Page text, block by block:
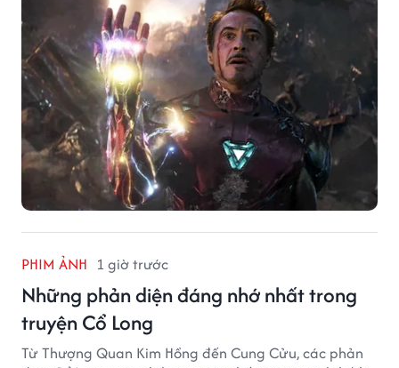
PHIM ẢNH 1 giờ trước
Những phản diện đáng nhớ nhất trong
truyện Cổ Long
Từ Thượng Quan Kim Hồng đến Cung Cửu, các phản